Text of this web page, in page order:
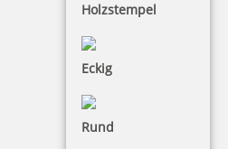
Holzstempel
Eckig
Rund
Coloris Leuchtstempelfarbe I